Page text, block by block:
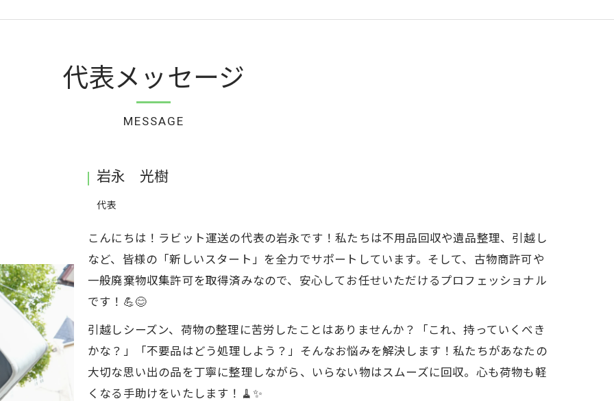
代表メッセージ
MESSAGE
岩永 光樹
代表
こんにちは！ラビット運送の代表の岩永です！私たちは不用品回収や遺品整理、引越し
など、皆様の「新しいスタート」を全力でサポートしています。そして、古物商許可や
一般廃棄物収集許可を取得済みなので、安心してお任せいただけるプロフェッショナル
です！💪😊
引越しシーズン、荷物の整理に苦労したことはありませんか？「これ、持っていくべき
かな？」「不要品はどう処理しよう？」そんなお悩みを解決します！私たちがあなたの
大切な思い出の品を丁寧に整理しながら、いらない物はスムーズに回収。心も荷物も軽
くなる手助けをいたします！🧹✨